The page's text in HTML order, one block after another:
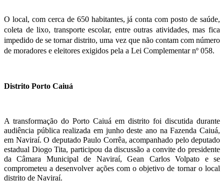
O local, com cerca de 650 habitantes, já conta com posto de saúde,
coleta de lixo, transporte escolar, entre outras atividades, mas fica
impedido de se tornar distrito, uma vez que não contam com número
de moradores e eleitores exigidos pela a Lei Complementar nº 058.
Distrito Porto Caiuá
A transformação do Porto Caiuá em distrito foi discutida durante
audiência pública realizada em junho deste ano na Fazenda Caiuá,
em Naviraí. O deputado Paulo Corrêa, acompanhado pelo deputado
estadual Diogo Tita, participou da discussão a convite do presidente
da Câmara Municipal de Naviraí, Gean Carlos Volpato e se
comprometeu a desenvolver ações com o objetivo de tornar o local
distrito de Naviraí.